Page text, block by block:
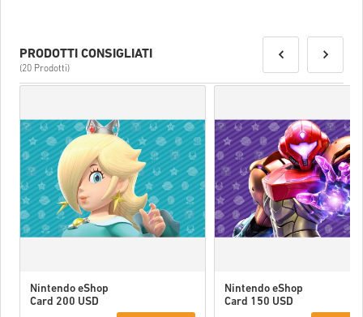
PRODOTTI CONSIGLIATI
(20 Prodotti)
Nintendo eShop
Card 200 USD
Nintendo eShop
Card 150 USD